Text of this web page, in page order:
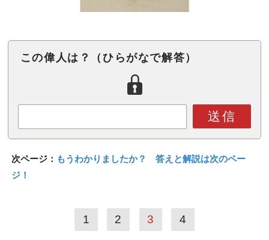
この偉人は？（ひらがなで解答）
送信
次ページ： もうわかりましたか？ 答えと解説は次のペー
ジ！
1 2 3 4